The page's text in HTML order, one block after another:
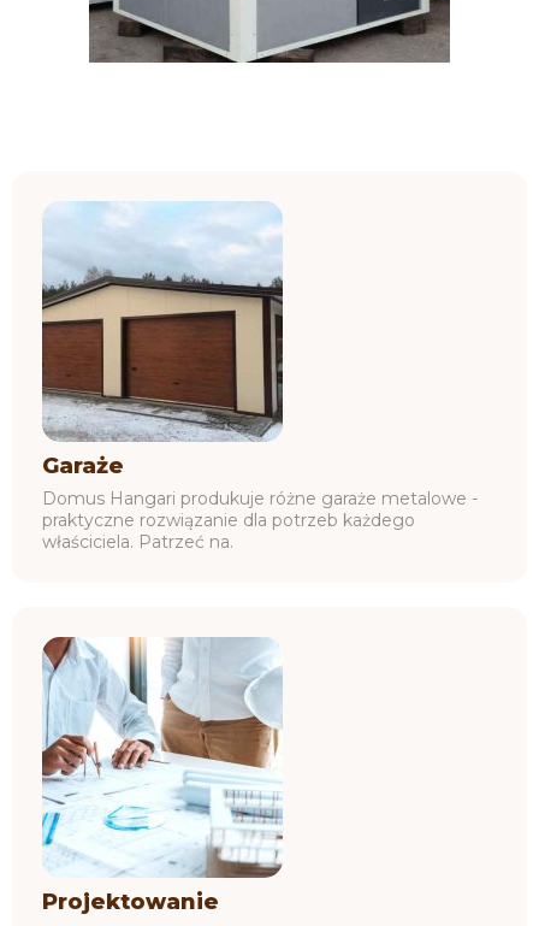
Garaże
Domus Hangari produkuje różne garaże metalowe -
praktyczne rozwiązanie dla potrzeb każdego
właściciela. Patrzeć na.
Projektowanie